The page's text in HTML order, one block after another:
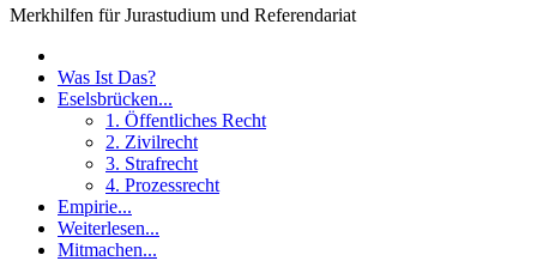
Merkhilfen für Jurastudium und Referendariat
Was Ist Das?
Eselsbrücken...
1. Öffentliches Recht
2. Zivilrecht
3. Strafrecht
4. Prozessrecht
Empirie...
Weiterlesen...
Mitmachen...